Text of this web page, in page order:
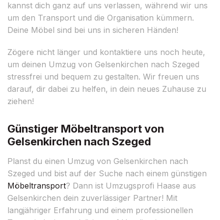
kannst dich ganz auf uns verlassen, während wir uns
um den Transport und die Organisation kümmern.
Deine Möbel sind bei uns in sicheren Händen!
Zögere nicht länger und kontaktiere uns noch heute,
um deinen Umzug von Gelsenkirchen nach Szeged
stressfrei und bequem zu gestalten. Wir freuen uns
darauf, dir dabei zu helfen, in dein neues Zuhause zu
ziehen!
Günstiger Möbeltransport von
Gelsenkirchen nach Szeged
Planst du einen Umzug von Gelsenkirchen nach
Szeged und bist auf der Suche nach einem günstigen
Möbeltransport? Dann ist Umzugsprofi Haase aus
Gelsenkirchen dein zuverlässiger Partner! Mit
langjähriger Erfahrung und einem professionellen